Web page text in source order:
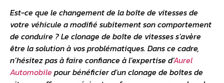
Est-ce que le changement de la boîte de vitesses de
votre véhicule a modifié subitement son comportement
de conduire ? Le clonage de boîte de vitesses s’avère
être la solution à vos problématiques. Dans ce cadre,
n’hésitez pas à faire confiance à l’expertise d’Aurel
Automobile pour bénéficier d’un clonage de boîtes de